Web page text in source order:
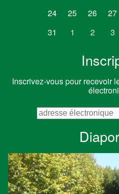
24
25 26 27
31
1 2 3
Inscrivez-vous pour recevoir